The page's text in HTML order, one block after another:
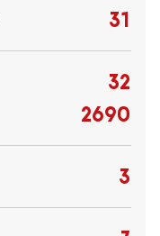
31
32
2690
3